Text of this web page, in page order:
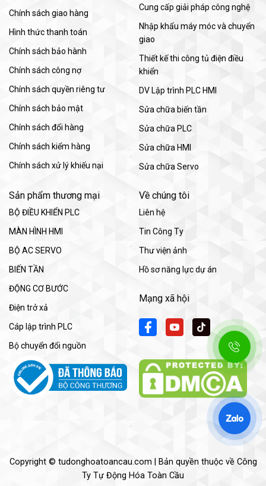
Chính sách giao hàng
Hình thức thanh toán
Chính sách bảo hành
Chính sách công nợ
Chính sách quyền riêng tư
Chính sách bảo mật
Chính sách đổi hàng
Chính sách kiểm hàng
Chính sách xử lý khiếu nại
Cung cấp giải pháp công nghệ
Nhập khẩu máy móc và chuyển
giao
Thiết kế thi công tủ điện điều
khiển
DV Lập trình PLC HMI
Sửa chữa biến tần
Sửa chữa PLC
Sửa chữa HMI
Sửa chữa Servo
Sản phẩm thương mại
BỘ ĐIỀU KHIỂN PLC
MÀN HÌNH HMI
BỘ AC SERVO
BIẾN TẦN
ĐỘNG CƠ BƯỚC
Điện trở xả
Cáp lập trình PLC
Bộ chuyển đổi nguồn
Về chúng tôi
Liên hệ
Tin Công Ty
Thư viện ảnh
Hồ sơ năng lực dự án
Mạng xã hội
Copyright © tudonghoatoancau.com | Bản quyền thuộc về Công
Ty Tự Động Hóa Toàn Cầu